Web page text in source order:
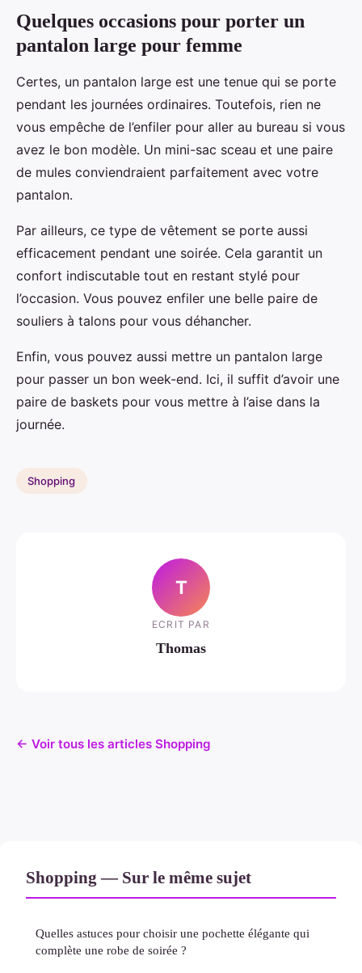
Quelques occasions pour porter un
pantalon large pour femme
Certes, un pantalon large est une tenue qui se porte
pendant les journées ordinaires. Toutefois, rien ne
vous empêche de l’enfiler pour aller au bureau si vous
avez le bon modèle. Un mini-sac sceau et une paire
de mules conviendraient parfaitement avec votre
pantalon.
Par ailleurs, ce type de vêtement se porte aussi
efficacement pendant une soirée. Cela garantit un
confort indiscutable tout en restant stylé pour
l’occasion. Vous pouvez enfiler une belle paire de
souliers à talons pour vous déhancher.
Enfin, vous pouvez aussi mettre un pantalon large
pour passer un bon week-end. Ici, il suffit d’avoir une
paire de baskets pour vous mettre à l’aise dans la
journée.
Shopping
T
ECRIT PAR
Thomas
← Voir tous les articles Shopping
Shopping — Sur le même sujet
Quelles astuces pour choisir une pochette élégante qui
complète une robe de soirée ?